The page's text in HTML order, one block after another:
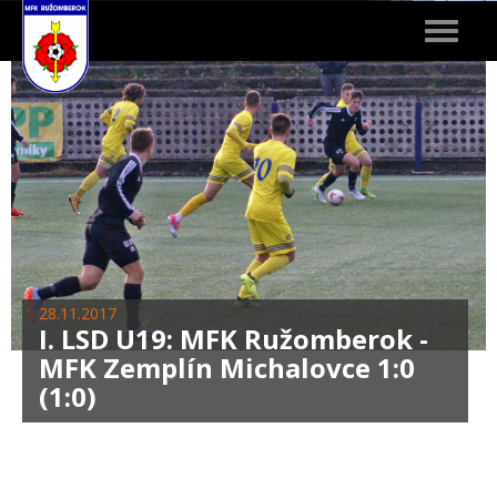
Toggle
28.11.2017
I. LSD U19: MFK Ružomberok -
MFK Zemplín Michalovce 1:0
(1:0)